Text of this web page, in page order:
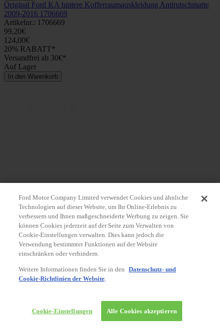
Original Ford KA hintere Kofferraumauskleidung Antirutschmatte
2009-2016 1706669
Artikelnr.: 1706669
99,20€
124,00€
20% RABATT*
Versandfrei ab 30€*
Auf Lager
In den Warenkorb
Ford Motor Company Limited verwendet Cookies und ähnliche
Technologien auf dieser Website, um Ihr Online-Erlebnis zu
verbessern und Ihnen maßgeschneiderte Werbung zu zeigen. Sie
können Cookies jederzeit auf der Seite zum Verwalten von
Cookie-Einstellungen verwalten. Dies kann jedoch die
Verwendung bestimmter Funktionen auf der Website
einschränken oder verhindern.
Weitere Informationen finden Sie in den
Datenschutz- und
Cookie-Richtlinien der Website.
Cookie-Einstellungen Alle Cookies akzeptieren